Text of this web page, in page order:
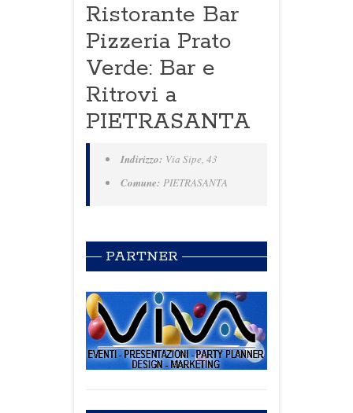
Ristorante Bar
Pizzeria Prato
Verde: Bar e
Ritrovi a
PIETRASANTA
Indirizzo: Via Sipe, 43
Comune: PIETRASANTA
PARTNER